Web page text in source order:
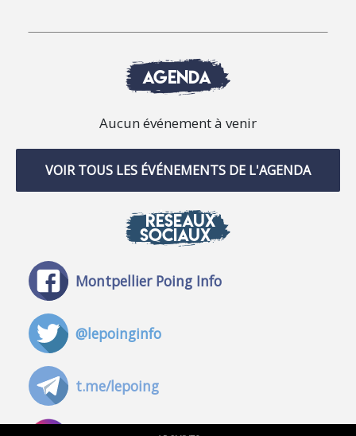
AGENDA
Aucun événement à venir
VOIR TOUS LES ÉVÉNEMENTS DE L'AGENDA
RÉSEAUX
SOCIAUX
Montpellier Poing Info
@lepoinginfo
t.me/lepoing